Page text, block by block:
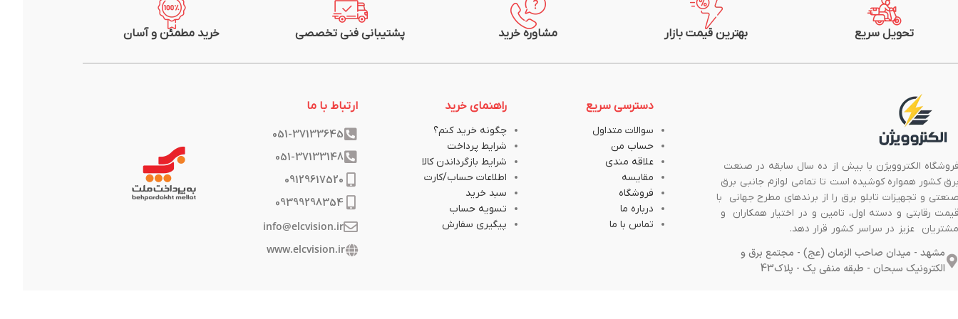
تحویل سریع بهترین قیمت بازار مشاوره خرید پشتیبانی فنی تخصصی خرید مطمئن و آسان
الکتروویژن با بیش از ده سال سابقه در صنعت
کشور همواره کوشیده است تا تمامی لوازم جانبی برق
و تجهیزات تابلو برق را از برندهای مطرح جهانی با
رقابتی و دسته اول، تامین و در اختیار همکاران و
عزیز در سراسر کشور قرار دهد.
مشهد - میدان صاحب الزمان (عج) - مجتمع برق و
الکترونیک سبحان - طبقه منفی یک - پلاک43
دسترسی سریع
سوالات متداول
حساب من
علاقه مندی
مقایسه
فروشگاه
درباره ما
تماس با ما
راهنمای خرید
چگونه خرید کنم؟
شرایط پرداخت
شرایط بازگرداندن کالا
اطلاعات حساب/کارت
سبد خرید
تسویه حساب
پیگیری سفارش
ارتباط با ما
051-37133645
051-37133148
09129617520
09399298354
info@elcvision.ir
www.elcvision.ir